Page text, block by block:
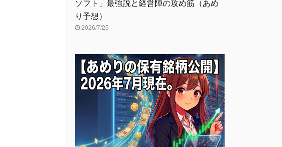
ソフト」最強説と経営陣の攻め筋（あめ
り予想）
2026/7/25